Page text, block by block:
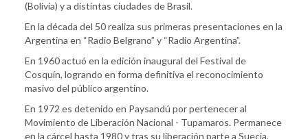
(Bolivia) y a distintas ciudades de Brasil.
En la década del 50 realiza sus primeras presentaciones en la
Argentina en “Radio Belgrano” y “Radio Argentina”.
En 1960 actuó en la edición inaugural del Festival de
Cosquín, logrando en forma definitiva el reconocimiento
masivo del público argentino.
En 1972 es detenido en Paysandú por pertenecer al
Movimiento de Liberación Nacional - Tupamaros. Permanece
en la cárcel hasta 1980 y tras su liberación parte a Suecia.